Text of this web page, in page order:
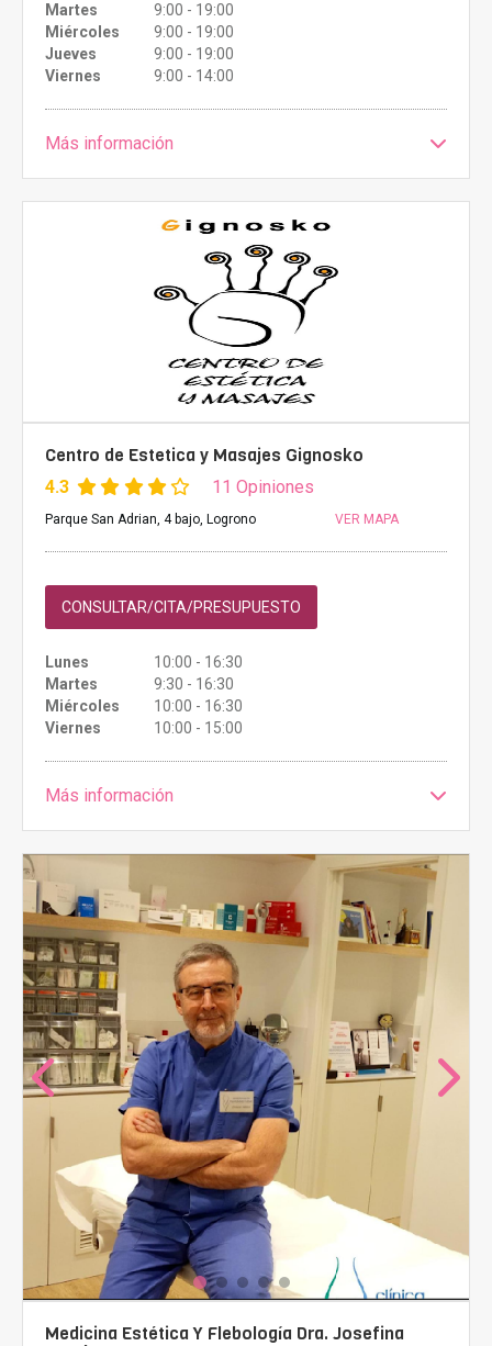
Martes
9:00 - 19:00
Miércoles
9:00 - 19:00
Jueves
9:00 - 19:00
Viernes
9:00 - 14:00
Más información
Centro de Estetica y Masajes Gignosko
4.3 11 Opiniones
Parque San Adrian, 4 bajo, Logrono VER MAPA
CONSULTAR/CITA/PRESUPUESTO
Lunes
10:00 - 16:30
Martes
9:30 - 16:30
Miércoles
10:00 - 16:30
Viernes
10:00 - 15:00
Más información
Medicina Estética Y Flebología Dra. Josefina